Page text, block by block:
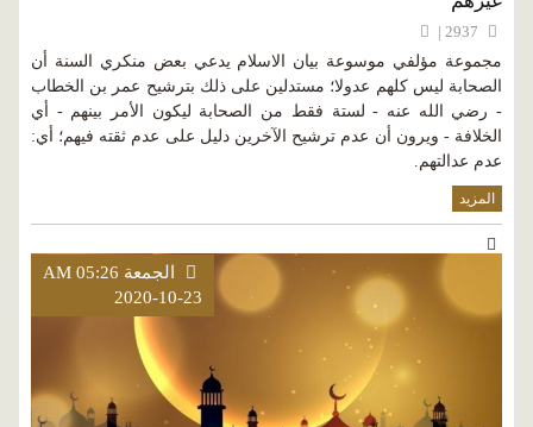
مجموعة مؤلفي موسوعة بيان الاسلام يدعي بعض منكري السنة أن
الصحابة ليس كلهم عدولا؛ مستدلين على ذلك بترشيح عمر بن الخطاب
- رضي الله عنه - لستة فقط من الصحابة ليكون الأمر بينهم - أي
الخلافة - ويرون أن عدم ترشيح الآخرين دليل على عدم ثقته فيهم؛ أي:
عدم عدالتهم.
المزيد
الجمعة AM 05:26
2020-10-23